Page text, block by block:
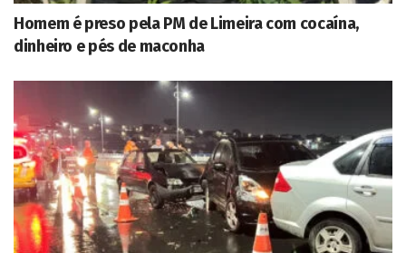
Homem é preso pela PM de Limeira com cocaína,
dinheiro e pés de maconha